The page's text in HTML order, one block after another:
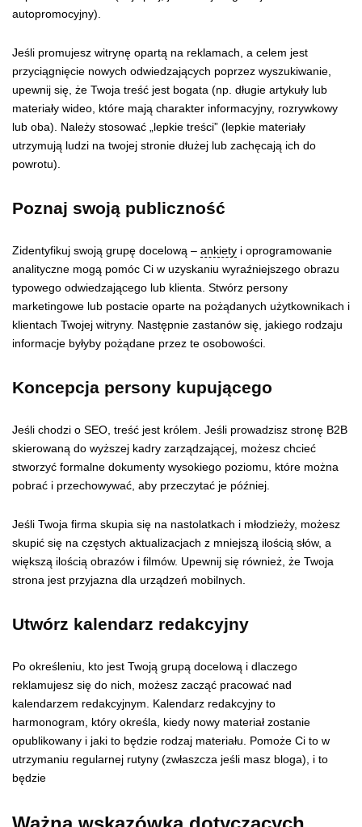
autopromocyjny).
Jeśli promujesz witrynę opartą na reklamach, a celem jest
przyciągnięcie nowych odwiedzających poprzez wyszukiwanie,
upewnij się, że Twoja treść jest bogata (np. długie artykuły lub
materiały wideo, które mają charakter informacyjny, rozrywkowy
lub oba). Należy stosować „lepkie treści” (lepkie materiały
utrzymują ludzi na twojej stronie dłużej lub zachęcają ich do
powrotu).
Poznaj swoją publiczność
Zidentyfikuj swoją grupę docelową – ankiety i oprogramowanie
analityczne mogą pomóc Ci w uzyskaniu wyraźniejszego obrazu
typowego odwiedzającego lub klienta. Stwórz persony
marketingowe lub postacie oparte na pożądanych użytkownikach i
klientach Twojej witryny. Następnie zastanów się, jakiego rodzaju
informacje byłyby pożądane przez te osobowości.
Koncepcja persony kupującego
Jeśli chodzi o SEO, treść jest królem. Jeśli prowadzisz stronę B2B
skierowaną do wyższej kadry zarządzającej, możesz chcieć
stworzyć formalne dokumenty wysokiego poziomu, które można
pobrać i przechowywać, aby przeczytać je później.
Jeśli Twoja firma skupia się na nastolatkach i młodzieży, możesz
skupić się na częstych aktualizacjach z mniejszą ilością słów, a
większą ilością obrazów i filmów. Upewnij się również, że Twoja
strona jest przyjazna dla urządzeń mobilnych.
Utwórz kalendarz redakcyjny
Po określeniu, kto jest Twoją grupą docelową i dlaczego
reklamujesz się do nich, możesz zacząć pracować nad
kalendarzem redakcyjnym. Kalendarz redakcyjny to
harmonogram, który określa, kiedy nowy materiał zostanie
opublikowany i jaki to będzie rodzaj materiału. Pomoże Ci to w
utrzymaniu regularnej rutyny (zwłaszcza jeśli masz bloga), i to
będzie